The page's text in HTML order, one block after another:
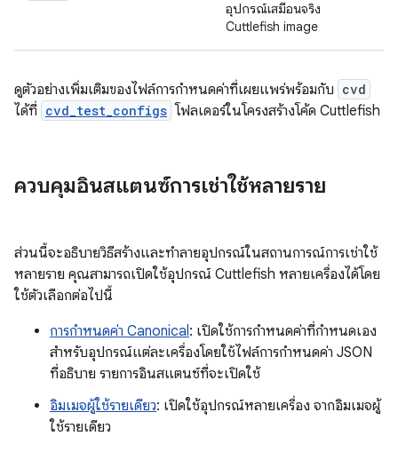
อุปกรณ์เสมือนจริง
Cuttlefish image
ดูตัวอย่างเพิ่มเติมของไฟล์การกำหนดค่าที่เผยแพร่พร้อมกับ cvd
ได้ที่ cvd_test_configs โฟลเดอร์ในโครงสร้างโค้ด Cuttlefish
ควบคุมอินสแตนซ์การเช่าใช้หลายราย
ส่วนนี้จะอธิบายวิธีสร้างและทำลายอุปกรณ์ในสถานการณ์การเช่าใช้
หลายราย คุณสามารถเปิดใช้อุปกรณ์ Cuttlefish หลายเครื่องได้โดย
ใช้ตัวเลือกต่อไปนี้
การกำหนดค่า Canonical: เปิดใช้การกำหนดค่าที่กำหนดเอง
สำหรับอุปกรณ์แต่ละเครื่องโดยใช้ไฟล์การกำหนดค่า JSON
ที่อธิบาย รายการอินสแตนซ์ที่จะเปิดใช้
อิมเมจผู้ใช้รายเดียว: เปิดใช้อุปกรณ์หลายเครื่อง จากอิมเมจผู้
ใช้รายเดียว